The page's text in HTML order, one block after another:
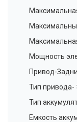
Мощность
Привод-
Тип привода-
Тип
Емкость